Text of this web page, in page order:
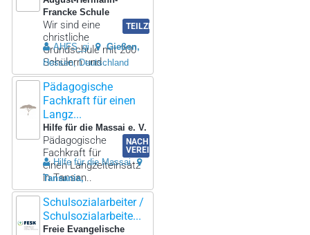
Francke Schule
TEILZEIT
Wir sind eine
christliche
Grundschule mit 200
Schülern und ..
AHFS_gi
Gießen
Hessen, Deutschland
Pädagogische
Fachkraft für einen
Langz...
Hilfe für die Massai e. V.
NACH
VEREINBARUNG
Pädagogische
Fachkraft für
einen Langzeiteinsatz
in Tansan..
Hilfe für die Massai
Tansania
Schulsozialarbeiter /
Schulsozialarbeite...
Freie Evangelische